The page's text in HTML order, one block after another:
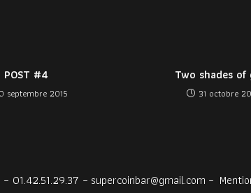
POST #4
septembre 2015
Two shades of
31 octobre
– 01.42.51.29.37 – supercoinbar@gmail.com –